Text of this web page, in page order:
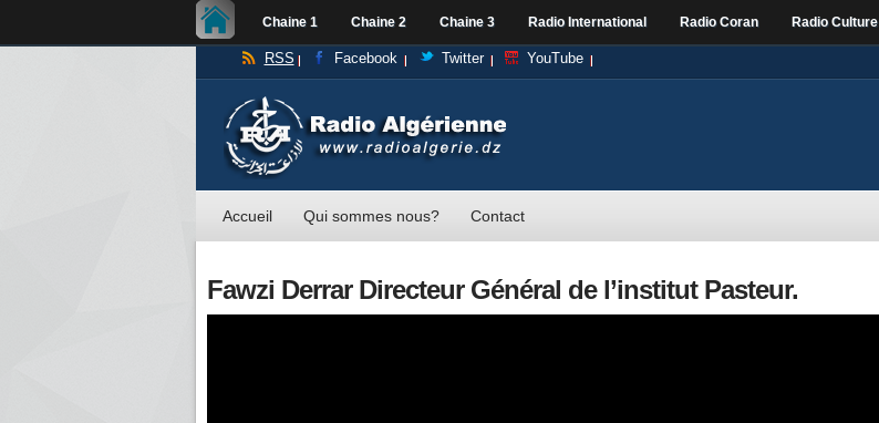
Chaine 1 Chaine 2 Chaine 3 Radio International Radio Coran Radio Culture
RSS Facebook Twitter YouTube
Accueil Qui sommes nous? Contact
Fawzi Derrar Directeur Général de l’institut Pasteur.